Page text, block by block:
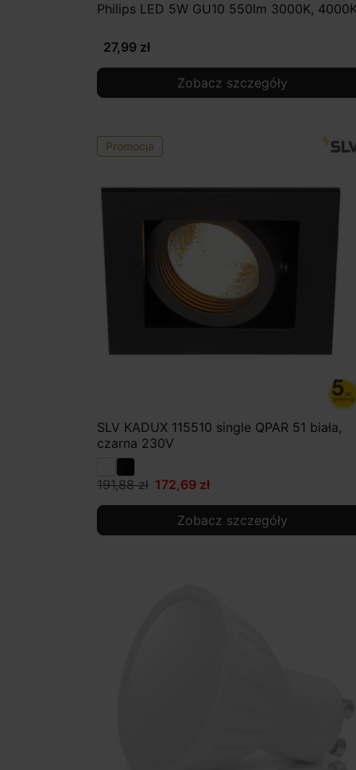
Philips LED 5W GU10 550lm 3000K,
27,99 zł
Zobacz szczegóły
Promocja
SLV KADUX 115510 single QPAR 51 biała,
czarna 230V
191,88 zł 172,69 zł
Zobacz szczegóły